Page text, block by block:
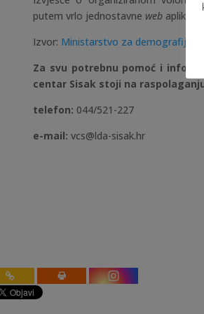
putem vrlo jednostavne web
Izvor: Ministarstvo za demografiju,
Za svu potrebnu pomoć i
centar Sisak stoji na
telefon: 044/521-227
e-mail: vcs@lda-sisak.hr